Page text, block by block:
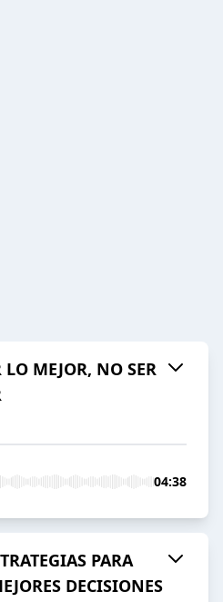
MEJOR, NO SER
04:38
PARA
DECISIONES